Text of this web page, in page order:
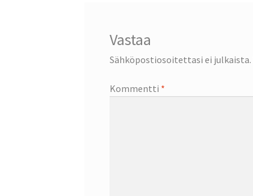
Vastaa
Sähköpostiosoitettasi ei julkaista.
Kommentti *